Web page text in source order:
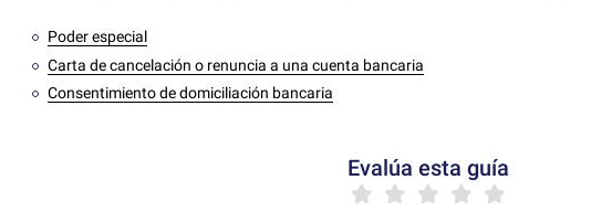
Poder especial
Carta de cancelación o renuncia a una cuenta bancaria
Consentimiento de domiciliación bancaria
Evalúa esta guía